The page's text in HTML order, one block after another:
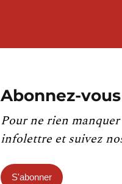
Abonnez-
Pour ne rien
infolettre et suivez
S'abonner